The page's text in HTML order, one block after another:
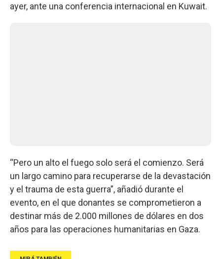
ayer, ante una conferencia internacional en Kuwait.
“Pero un alto el fuego solo será el comienzo. Será
un largo camino para recuperarse de la devastación
y el trauma de esta guerra”, añadió durante el
evento, en el que donantes se comprometieron a
destinar más de 2.000 millones de dólares en dos
años para las operaciones humanitarias en Gaza.